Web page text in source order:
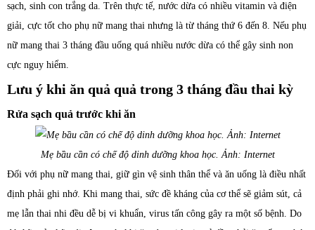
sạch, sinh con trắng da. Trên thực tế, nước dừa có nhiều vitamin và điện
giải, cực tốt cho phụ nữ mang thai nhưng là từ tháng thứ 6 đến 8. Nếu phụ
nữ mang thai 3 tháng đầu uống quá nhiều nước dừa có thể gây sinh non
cực nguy hiểm.
Lưu ý khi ăn quả quả trong 3 tháng đầu thai kỳ
Rửa sạch quả trước khi ăn
Mẹ bầu cần có chế độ dinh dưỡng khoa học. Ảnh: Internet
Đối với phụ nữ mang thai, giữ gìn vệ sinh thân thể và ăn uống là điều nhất
định phải ghi nhớ. Khi mang thai, sức đề kháng của cơ thể sẽ giảm sút, cả
mẹ lẫn thai nhi đều dễ bị vi khuẩn, virus tấn công gây ra một số bệnh. Do